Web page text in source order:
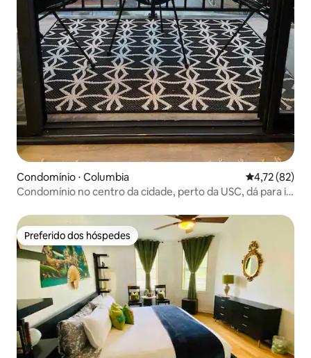
Condomínio ⋅ Columbia 4,72 de uma
4,72 (82)
Condomínio no centro da cidade, perto da USC, dá para ir
Preferido dos hóspedes
Preferido dos hóspedes